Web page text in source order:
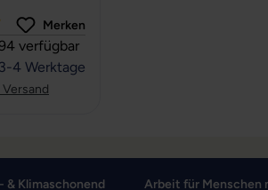
Bewertung von 5 von 5 Sternen
Merken
verfügbar
4 Werktage
& Klimaschonend Arbeit für Menschen